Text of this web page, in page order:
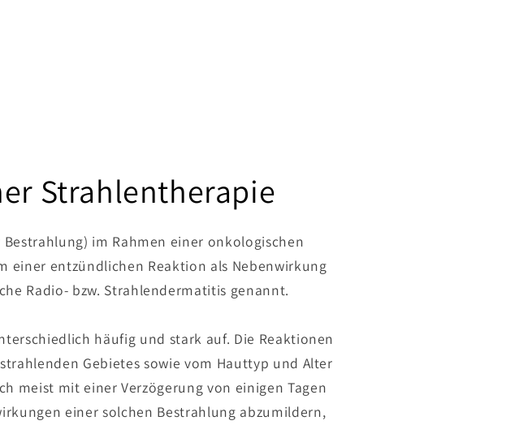
Strahlentherapie
im Rahmen einer onkologischen
entzündlichen Reaktion als Nebenwirkung
Radio- bzw. Strahlendermatitis genannt.
häufig und stark auf. Die Reaktionen
Gebietes sowie vom Hauttyp und Alter
meist mit einer Verzögerung von einigen Tagen
einer solchen Bestrahlung abzumildern,